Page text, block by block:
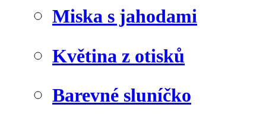
Miska s jahodami
Květina z otisků
Barevné sluníčko